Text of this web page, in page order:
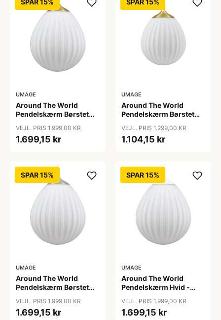
SPAR 15%
UMAGE
Around The World
Pendelskærm Børstet
VEJL. PRIS 1.999,00 KR
1.699,15 kr
SPAR 15%
UMAGE
Around The World
Pendelskærm Børstet
VEJL. PRIS 1.299,00 KR
1.104,15 kr
SPAR 15%
UMAGE
Around The World
Pendelskærm Børstet
VEJL. PRIS 1.999,00 KR
1.699,15 kr
SPAR 15%
UMAGE
Around The World
Pendelskærm Hvid -
VEJL. PRIS 1.999,00 KR
1.699,15 kr